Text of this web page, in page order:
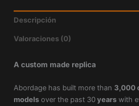
Descripción
Valoraciones (0)
A custom made replica
Abordage has built more than 3,000
modelsover the past 30 yearswith